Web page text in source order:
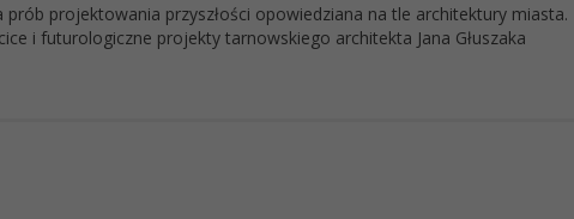
projektowania przyszłości opowiedziana na tle architektury miasta.
i futurologiczne projekty tarnowskiego architekta Jana Głuszaka